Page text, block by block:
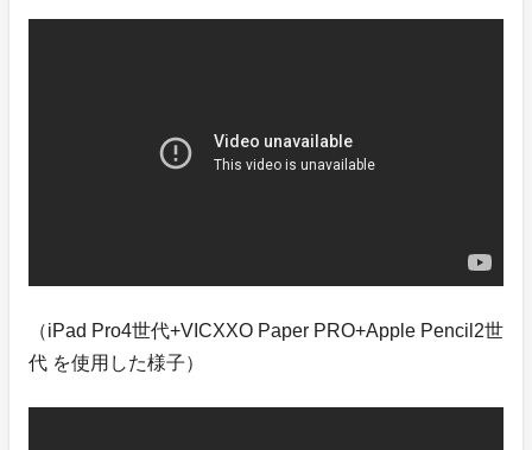
（iPad Pro4世代+VICXXO Paper PRO+Apple Pencil2世
代 を使用した様子）